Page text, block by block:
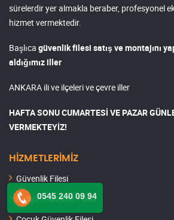
sürelerdir yer almakla beraber, profesyonel
hizmet vermektedir.
Başlıca güvenlik filesi satış ve montajını
aldığımız iller
ANKARA ili ve ilçeleri ve çevre iller
HAFTA SONU CUMARTESİ VE PAZAR
VERMEKTEYİZ!
HİZMETLERİMİZ
Güvenlik Filesi
Balkon Güvenlik Filesi
0545 240 09 94